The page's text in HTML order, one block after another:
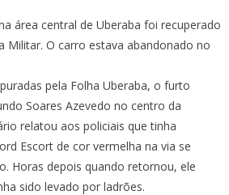
área central de Uberaba foi recuperado
Militar. O carro estava abandonado no
pela Folha Uberaba, o furto
Soares Azevedo no centro da
relatou aos policiais que tinha
Escort de cor vermelha na via se
Horas depois quando retornou, ele
sido levado por ladrões.